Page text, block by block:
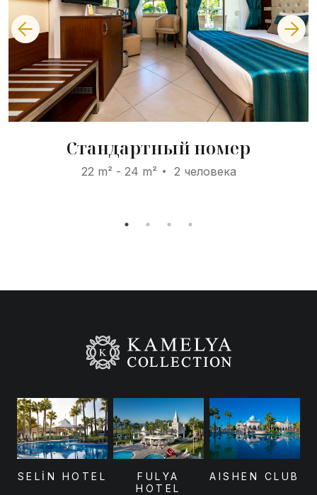
Стандартный номер
22 m² - 24 m² 2 человека
SELİN HOTEL
FULYA
HOTEL
AISHEN CLUB